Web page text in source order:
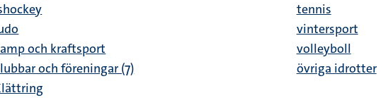
och kraftsport
och föreningar (7)
tennis
vintersport
volleyboll
övriga idrotter